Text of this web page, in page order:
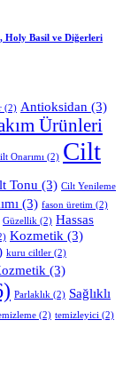
Holy Basil ve Diğerleri
(2) Antioksidan (3)
Ürünleri
Onarımı (2) Cilt
Tonu (3) Cilt Yenileme
(3) fason üretim (2)
Güzellik (2) Hassas
Kozmetik (3)
kuru ciltler (2)
(3)
Parlaklık (2) Sağlıklı
(2) temizleyici (2)